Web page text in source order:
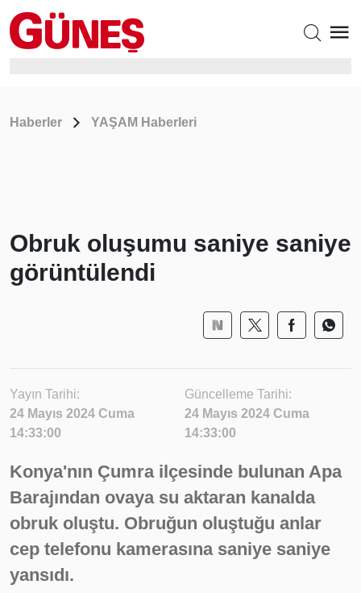
Haberler YAŞAM Haberleri
Obruk oluşumu saniye saniye
görüntülendi
Yayın Tarihi:
24 Mayıs 2024 Cuma
14:33:00
Güncelleme Tarihi:
24 Mayıs 2024 Cuma
14:33:00
Konya'nın Çumra ilçesinde bulunan Apa
Barajından ovaya su aktaran kanalda
obruk oluştu. Obruğun oluştuğu anlar
cep telefonu kamerasına saniye saniye
yansıdı.